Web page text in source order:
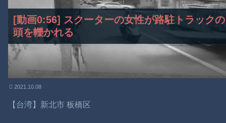
[動画0:56] スクーターの女性が路駐トラック
頭を轢かれる
2021.10.08
【台湾】新北市 板橋区